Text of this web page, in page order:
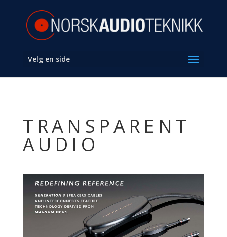
Velg en side
TRANSPARENT
AUDIO